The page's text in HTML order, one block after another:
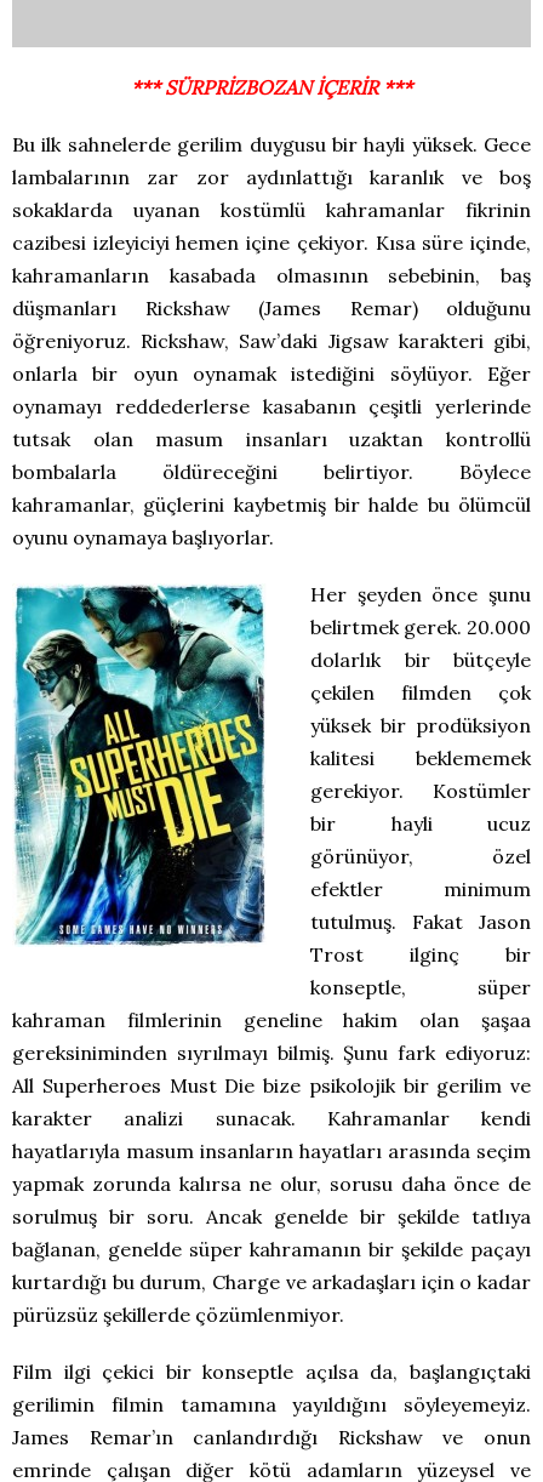
*** SÜRPRİZBOZAN İÇERİR ***
Bu ilk sahnelerde gerilim duygusu bir hayli yüksek. Gece
lambalarının zar zor aydınlattığı karanlık ve boş
sokaklarda uyanan kostümlü kahramanlar fikrinin
cazibesi izleyiciyi hemen içine çekiyor. Kısa süre içinde,
kahramanların kasabada olmasının sebebinin, baş
düşmanları Rickshaw (James Remar) olduğunu
öğreniyoruz. Rickshaw, Saw’daki Jigsaw karakteri gibi,
onlarla bir oyun oynamak istediğini söylüyor. Eğer
oynamayı reddederlerse kasabanın çeşitli yerlerinde
tutsak olan masum insanları uzaktan kontrollü
bombalarla öldüreceğini belirtiyor. Böylece
kahramanlar, güçlerini kaybetmiş bir halde bu ölümcül
oyunu oynamaya başlıyorlar.
Her şeyden önce şunu
belirtmek gerek. 20.000
dolarlık bir bütçeyle
çekilen filmden çok
yüksek bir prodüksiyon
kalitesi beklememek
gerekiyor. Kostümler
bir hayli ucuz
görünüyor, özel
efektler minimum
tutulmuş. Fakat Jason
Trost ilginç bir
konseptle, süper
kahraman filmlerinin geneline hakim olan şaşaa
gereksiniminden sıyrılmayı bilmiş. Şunu fark ediyoruz:
All Superheroes Must Die bize psikolojik bir gerilim ve
karakter analizi sunacak. Kahramanlar kendi
hayatlarıyla masum insanların hayatları arasında seçim
yapmak zorunda kalırsa ne olur, sorusu daha önce de
sorulmuş bir soru. Ancak genelde bir şekilde tatlıya
bağlanan, genelde süper kahramanın bir şekilde paçayı
kurtardığı bu durum, Charge ve arkadaşları için o kadar
pürüzsüz şekillerde çözümlenmiyor.
Film ilgi çekici bir konseptle açılsa da, başlangıçtaki
gerilimin filmin tamamına yayıldığını söyleyemeyiz.
James Remar’ın canlandırdığı Rickshaw ve onun
emrinde çalışan diğer kötü adamların yüzeysel ve